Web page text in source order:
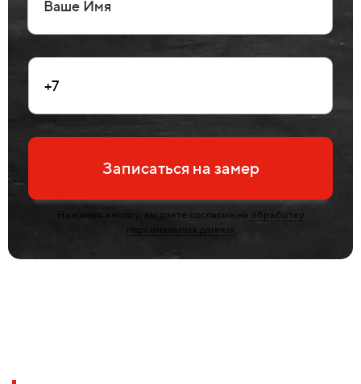
Записаться на замер
Нажимая кнопку, вы даете согласие на обработку
персональных данных